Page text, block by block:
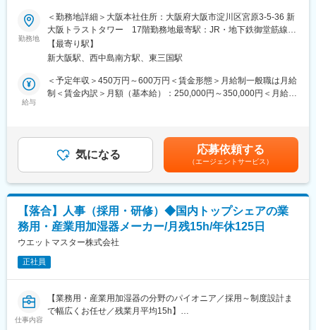
・ベネフィット・ワン利用可能
・年間休日124日
■業務概要
当社の人事総務部にて、ハイアールジャパンホールディングスの
人事労務・財務・総務業務を中心に、幅広いバックオフィス業務
を担当いただきます。業務は既存担当者と協力しながら進め、将
来的には独立して一連の業務をお任せする予定です。中国語のス
キルを活かし、青島本社や出向者とのやり取りも担っていただき
ます。
【人事労務】
・入退社手続き、社会保険・労働保険対応
・勤怠管理、給与関連業務（税理士連携）
【財務】
会計財務
・経費精算、支払処理
・売掛金(未収入金)／買掛金(未払金)管理
経営財務(FPA)
・データ集計(税理士送付用)、損益資料作成（本社関連部門報告含
む）
勤務地
＜勤務地詳細＞大阪本社住所：大阪府大阪市淀川区宮原3-5-36 新
大阪トラストタワー 17階勤務地最寄駅：JR・地下鉄御堂筋線／
新大阪駅受動喫煙対策：屋内全面禁煙変更の範囲：会社の定める
事業所
【最寄り駅】
新大阪駅、西中島南方駅、東三国駅
給与
＜予定年収＞450万円～600万円＜賃金形態＞月給制一般職は月給
制＜賃金内訳＞月額（基本給）：250,000円～350,000円＜月給＞
気になる 応募依頼する
（エージェントサービス）
【落合】人事（採用・研修）◆国内トップシェアの業
務用・産業用加湿器メーカー/月残15h/年休125日
ウエットマスター株式会社
正社員
仕事内容
【業務用・産業用加湿器の分野のパイオニア／採用～制度設計ま
で幅広くお任せ／残業月平均15h】